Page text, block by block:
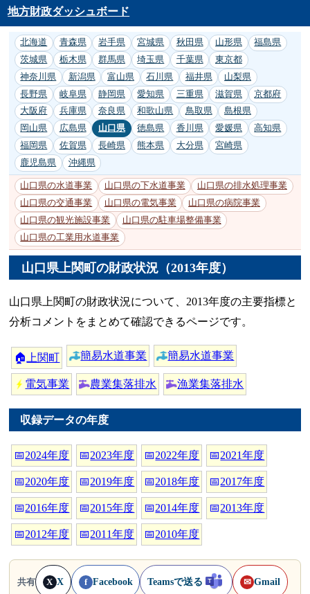
地方財政ダッシュボード
北海道 青森県 岩手県 宮城県 秋田県 山形県
福島県
茨城県
栃木県 群馬県 埼玉県 千葉県
東京都
神奈川県
新潟県 富山県 石川県 福井県
山梨県
長野県
岐阜県 静岡県 愛知県 三重県 滋賀県
京都府
大阪府
兵庫県 奈良県 和歌山県 鳥取県
島根県
岡山県
広島県 山口県 徳島県 香川県 愛媛県
高知県
福岡県
佐賀県 長崎県 熊本県 大分県
宮崎県
鹿児島県
沖縄県
山口県の水道事業 山口県の下水道事業
山口県の排水処理事業
山口県の交通事業
山口県の電気事業
山口県の病院事業
山口県の観光施設事業
山口県の駐車場整備事業
山口県の工業用水道事業
山口県上関町の財政状況（2013年度）
山口県上関町の財政状況について、2013年度の主要指標と
分析コメントをまとめて確認できるページです。
🏠 上関町 簡易水道事業 簡易水道事業
電気事業 農業集落排水 漁業集落排水
収録データの年度
📅2024年度 📅2023年度 📅2022年度 📅2021年度
📅2020年度 📅2019年度 📅2018年度 📅2017年度
📅2016年度 📅2015年度 📅2014年度 📅2013年度
📅2012年度 📅2011年度 📅2010年度
共有 X X f Facebook Teamsで送る ✉ Gmail